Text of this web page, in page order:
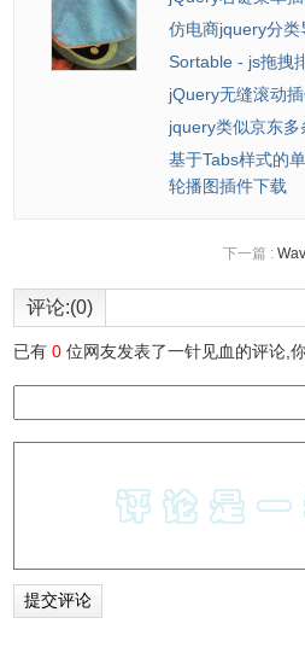
仿电商jquery分类
Sortable - js拖拽
jQuery无缝滚动
jquery类似京东
基于Tabs样式的
轮播图插件下载
下一篇 :
评论:(0)
已有0 位网友发表了一针见血的评论,